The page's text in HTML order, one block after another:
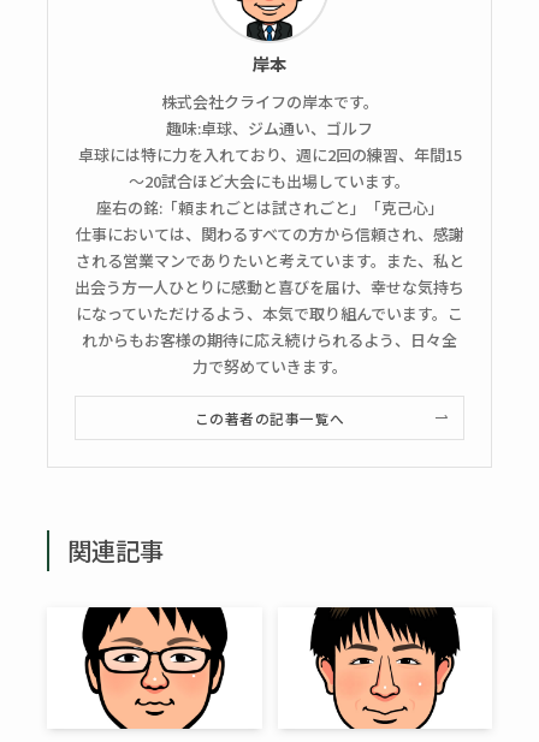
岸本
株式会社クライフの岸本です。
趣味:卓球、ジム通い、ゴルフ
卓球には特に力を入れており、週に2回の練習、年間15
～20試合ほど大会にも出場しています。
座右の銘:「頼まれごとは試されごと」「克己心」
仕事においては、関わるすべての方から信頼され、感謝
される営業マンでありたいと考えています。また、私と
出会う方一人ひとりに感動と喜びを届け、幸せな気持ち
になっていただけるよう、本気で取り組んでいます。こ
れからもお客様の期待に応え続けられるよう、日々全
力で努めていきます。
この著者の記事一覧へ
関連記事